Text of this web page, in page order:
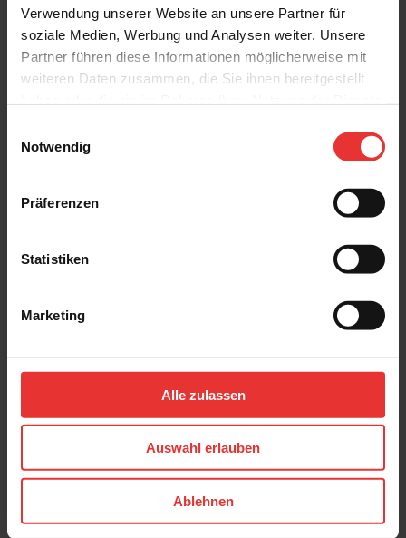
Verwendung unserer Website an unsere Partner für
soziale Medien, Werbung und Analysen weiter. Unsere
Partner führen diese Informationen möglicherweise mit
weiteren Daten zusammen, die Sie ihnen bereitgestellt
Notwendig
Präferenzen
Statistiken
Marketing
Alle zulassen
Auswahl erlauben
Ablehnen
New Poitiers
New Poitiers
New Poitiers
white - glänzend